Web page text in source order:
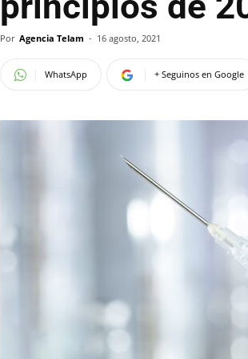
Por Agencia Telam - 16 agosto, 2021
WhatsApp + Seguinos en Google